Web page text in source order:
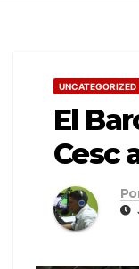
UNCATEGORIZED
El
Cesc